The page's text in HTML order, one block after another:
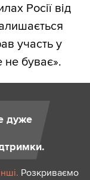
Росії від
участь у
не буває».
дуже
Розкриваємо